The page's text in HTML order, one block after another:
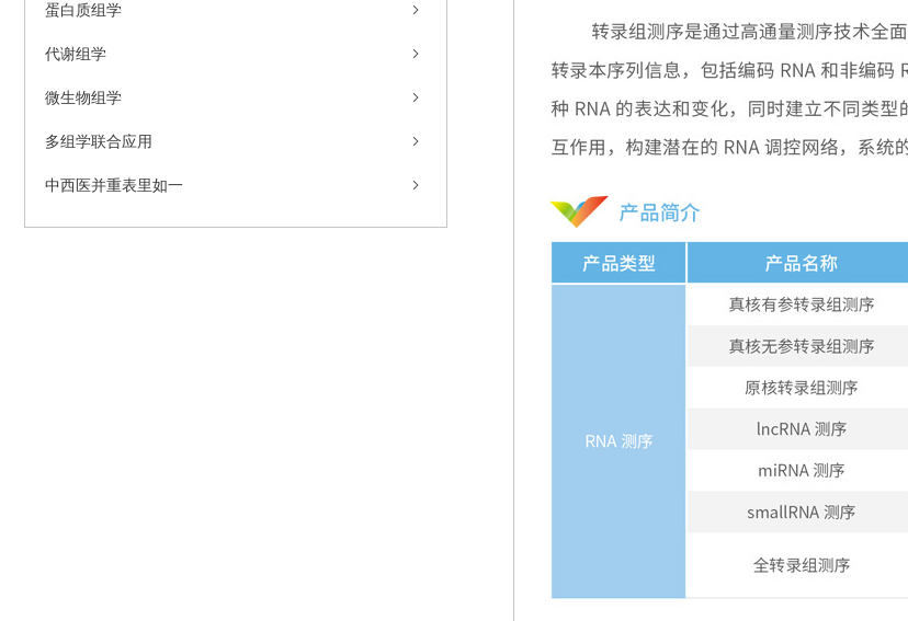
蛋白质组学
代谢组学
微生物组学
多组学联合应用
中西医并重表里如一